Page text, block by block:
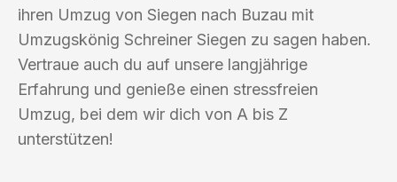
ihren Umzug von Siegen nach Buzau mit
Umzugskönig Schreiner Siegen zu sagen haben.
Vertraue auch du auf unsere langjährige
Erfahrung und genieße einen stressfreien
Umzug, bei dem wir dich von A bis Z
unterstützen!